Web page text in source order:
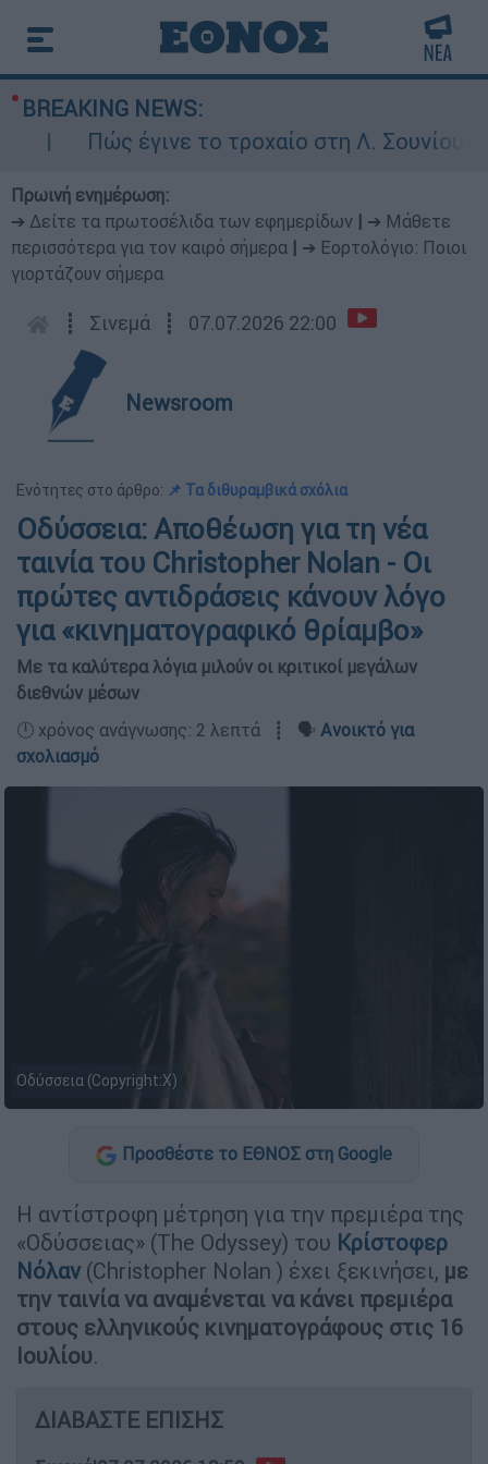
BREAKING NEWS:
Πώς έγινε το τροχαίο στη Λ. Σουνίου:
Πρωινή ενημέρωση:
➔ Δείτε τα πρωτοσέλιδα των εφημερίδων
➔ Μάθετε
περισσότερα για τον καιρό σήμερα
➔ Εορτολόγιο: Ποιοι
γιορτάζουν σήμερα
┋ Σινεμά ┋ 07.07.2026 22:00
Newsroom
Ενότητες στο άρθρο: 📌 Τα διθυραμβικά σχόλια
Οδύσσεια: Αποθέωση για τη νέα
ταινία του Christopher Nolan - Οι
πρώτες αντιδράσεις κάνουν λόγο
για «κινηματογραφικό θρίαμβο»
Με τα καλύτερα λόγια μιλούν οι κριτικοί μεγάλων
διεθνών μέσων
🕛 χρόνος ανάγνωσης: 2 λεπτά ┋ 🗣️ Ανοικτό για
σχολιασμό
Οδύσσεια (Copyright:X)
Προσθέστε το ΕΘΝΟΣ στη Google
Η αντίστροφη μέτρηση για την πρεμιέρα της
«Οδύσσειας» (The Odyssey) του Κρίστοφερ
Νόλαν(Christopher Nolan ) έχει ξεκινήσει, με
την ταινία να αναμένεται να κάνει πρεμιέρα
στους ελληνικούς κινηματογράφους στις 16
Ιουλίου.
ΔΙΑΒΑΣΤΕ ΕΠΙΣΗΣ